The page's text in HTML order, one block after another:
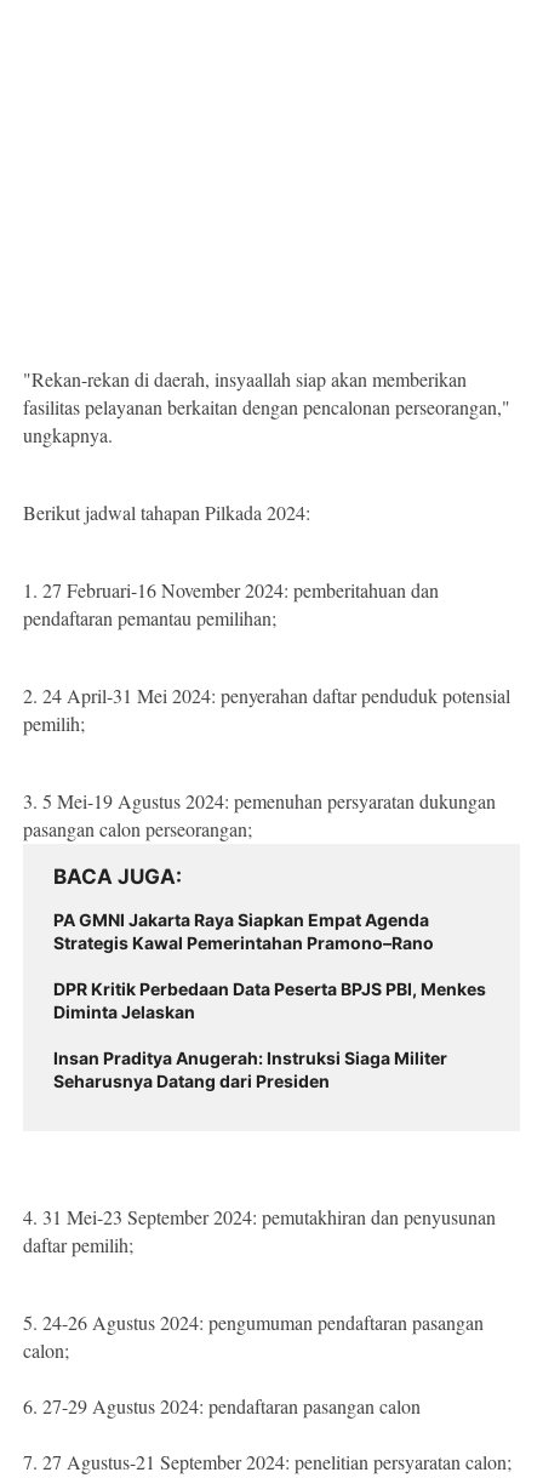
"Rekan-rekan di daerah, insyaallah siap akan memberikan
fasilitas pelayanan berkaitan dengan pencalonan perseorangan,"
ungkapnya.
Berikut jadwal tahapan Pilkada 2024:
1. 27 Februari-16 November 2024: pemberitahuan dan
pendaftaran pemantau pemilihan;
2. 24 April-31 Mei 2024: penyerahan daftar penduduk potensial
pemilih;
3. 5 Mei-19 Agustus 2024: pemenuhan persyaratan dukungan
pasangan calon perseorangan;
BACA JUGA
PA GMNI Jakarta Raya Siapkan Empat Agenda
Strategis Kawal Pemerintahan Pramono–Rano
DPR Kritik Perbedaan Data Peserta BPJS PBI, Menkes
Diminta Jelaskan
Insan Praditya Anugerah: Instruksi Siaga Militer
Seharusnya Datang dari Presiden
4. 31 Mei-23 September 2024: pemutakhiran dan penyusunan
daftar pemilih;
5. 24-26 Agustus 2024: pengumuman pendaftaran pasangan
calon;
6. 27-29 Agustus 2024: pendaftaran pasangan calon
7. 27 Agustus-21 September 2024: penelitian persyaratan calon;